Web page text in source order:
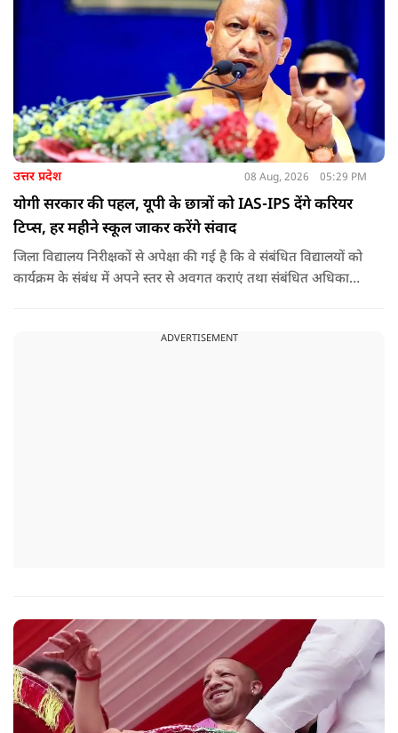
उत्तर प्रदेश 08 Aug, 2026 05:29 PM
योगी सरकार की पहल, यूपी के छात्रों को IAS-IPS देंगे करियर
टिप्स, हर महीने स्कूल जाकर करेंगे संवाद
जिला विद्यालय निरीक्षकों से अपेक्षा की गई है कि वे संबंधित विद्यालयों को
कार्यक्रम के संबंध में अपने स्तर से अवगत कराएं तथा संबंधित अधिकारी
मुख्य सचिव, माध्यमिक शिक्षा, पार्थ सारथी सेन शर्मा ने बताया कि मुख्य
ADVERTISEMENT